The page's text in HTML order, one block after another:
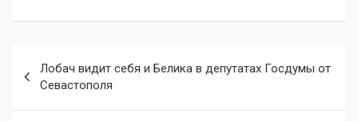
по
записям
Лобач видит себя и Белика в депутатах Госдумы от
Севастополя